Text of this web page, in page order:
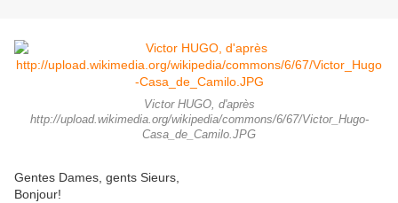
Victor HUGO, d'après
http://upload.wikimedia.org/wikipedia/commons/6/67/Victor_Hugo-
Casa_de_Camilo.JPG
Gentes Dames, gents Sieurs,
Bonjour!